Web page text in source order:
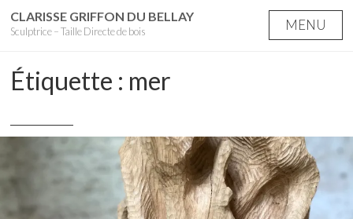
Skip
to
CLARISSE GRIFFON DU BELLAY
Sculptrice – Taille Directe de bois MENU
Étiquette : mer